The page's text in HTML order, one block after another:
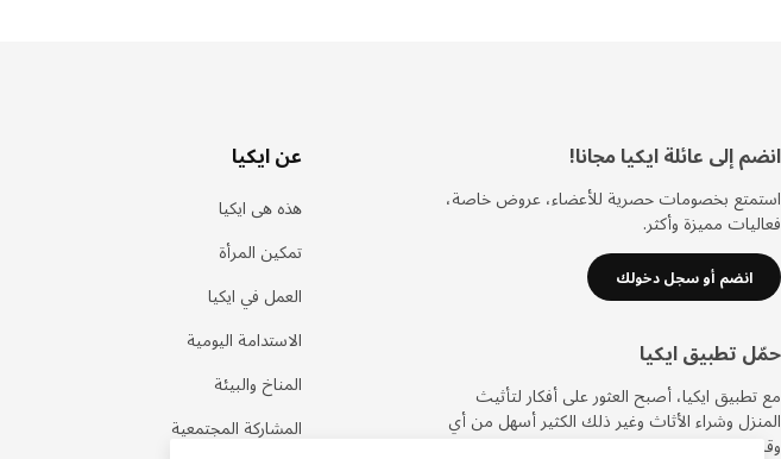
تذييل
انضم إلى عائلة ايكيا مجانا!
استمتع بخصومات حصرية للأعضاء، عروض خاصة،
فعاليات مميزة وأكثر.
انضم أو سجل دخولك
حمّل تطبيق ايكيا
مع تطبيق ايكيا، أصبح العثور على أفكار لتأثيث
المنزل وشراء الأثاث وغير ذلك الكثير أسهل من أي
وقت مضى.
عن ايكيا
هذه هى ايكيا
تمكين المرأة
العمل في ايكيا
الاستدامة اليومية
المناخ والبيئة
المشاركة المجتمعية